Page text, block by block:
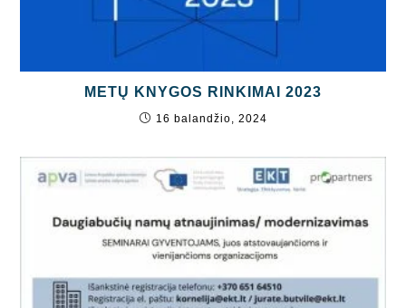
METŲ KNYGOS RINKIMAI 2023
16 balandžio, 2024